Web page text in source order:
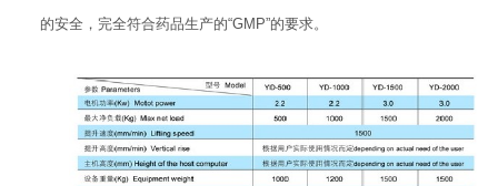
的安全，完全符合药品生产的“GMP”的要求。